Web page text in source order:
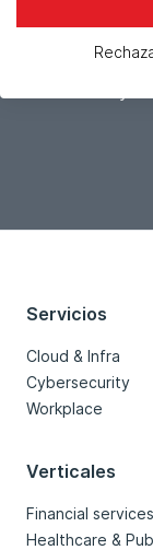
Servicios
Cloud & Infra
Cybersecurity
Workplace
Verticales
Financial
Healthcare &